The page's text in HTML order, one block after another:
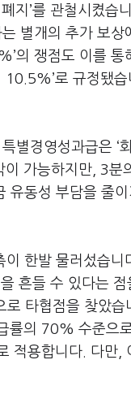
지 ’를 관철시켰습
는 별개의 추가 보상
의 쟁점도 이를 통
10.5%’로 규정됐습
특별경영성과급은 ‘
이 가능하지만 , 3분
유동성 부담을 줄
이 한발 물러섰습니
흔들 수 있다는
로 타협점을 찾았습
률의 70% 수준으
적용합니다 다만